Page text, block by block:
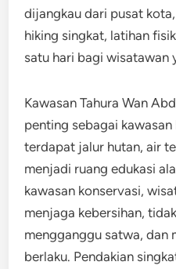
dijangkau dari pusat
hiking singkat, latihan
satu hari bagi wisatawan
Kawasan Tahura Wan
penting sebagai
terdapat jalur hutan, air
menjadi ruang edukasi
kawasan konservasi,
menjaga kebersihan,
mengganggu satwa, dan
berlaku. Pendakian